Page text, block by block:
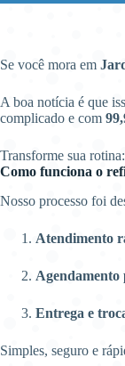
Se você mora em
A boa notícia é que
complicado e com
Transforme sua
Como funciona o
Nosso processo foi
Atendimento
Agendamento
Entrega e
Simples, seguro e